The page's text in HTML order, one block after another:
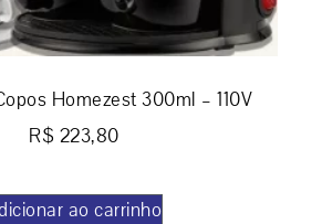
Homezest 300ml – 110V
R$ 223,80
ao carrinho